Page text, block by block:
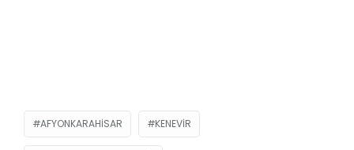
AFYONKARAHISAR KENEVIR